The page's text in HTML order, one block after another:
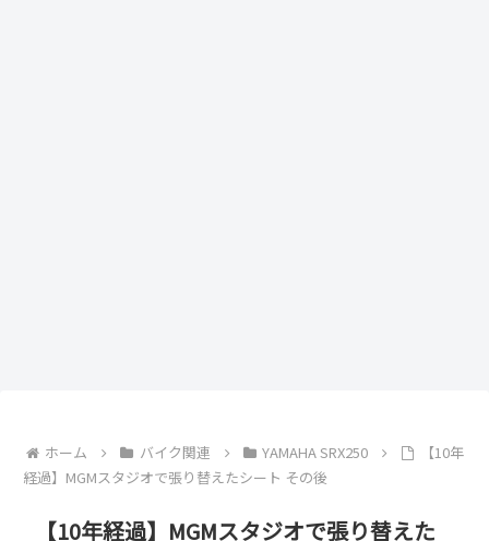
ホーム バイク関連 YAMAHA SRX250
【10年
経過】MGMスタジオで張り替えたシート その後
【10年経過】MGMスタジオで張り替えた